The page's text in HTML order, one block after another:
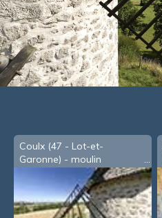
Coulx (47 - Lot-et-
Garonne) - moulin